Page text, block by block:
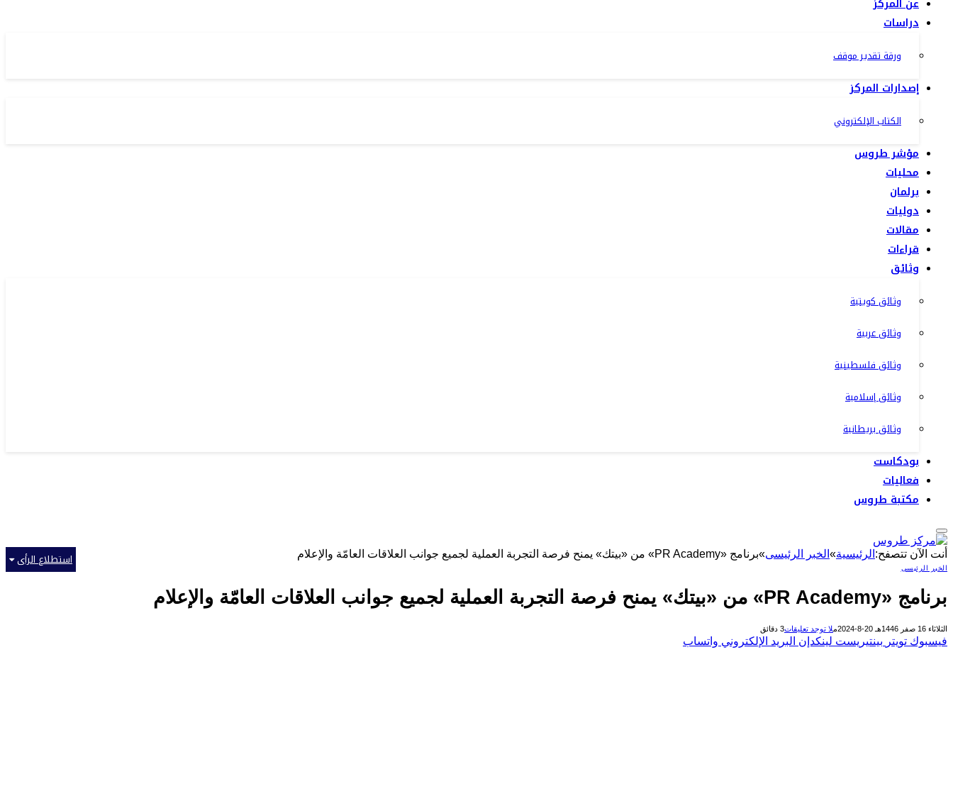
عن المركز
دراسات
ورقة تقدير موقف
إصدارات المركز
الكتاب الإلكتروني
مؤشر طروس
محليات
برلمان
دوليات
مقالات
قراءات
وثائق
وثائق كويتية
وثائق عربية
وثائق فلسطينية
وثائق إسلامية
وثائق بريطانية
بودكاست
فعاليات
مكتبة طروس
استطلاع الرأى أنت الآن تتصفح: الرئيسية» الخبر الرئيسى»برنامج «PR Academy» من «بيتك» يمنح فرصة التجربة العملية لجميع جوانب العلاقات العامّة والإعلام
الخبر الرئيسى
برنامج «PR Academy» من «بيتك» يمنح فرصة التجربة العملية لجميع جوانب العلاقات العامّة والإعلام
الثلاثاء 16 صفر 1446هـ 20-8-2024م لا توجد تعليقات3 دقائق
فيسبوك تويتر بينتيريست لينكدإن البريد الإلكتروني واتساب